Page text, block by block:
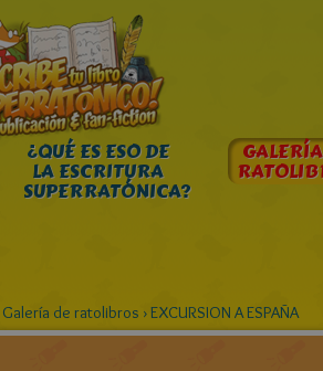
¿QUÉ ES ESO DE
LA ESCRITURA
SUPERRATÓNICA?
Galería de ratolibros ›EXCURSION A ESPAÑA